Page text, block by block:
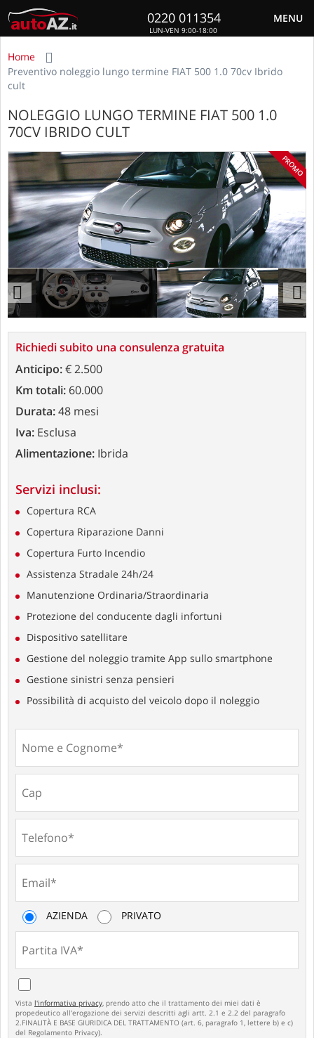
MENU
0220 011354
LUN-VEN 9:00-18:00
Home
Preventivo noleggio lungo termine FIAT 500 1.0 70cv Ibrido
cult
NOLEGGIO LUNGO TERMINE FIAT 500 1.0
70CV IBRIDO CULT
Richiedi subito una consulenza gratuita
Anticipo:€ 2.500
Km totali: 60.000
Durata:48 mesi
Iva: Esclusa
Alimentazione: Ibrida
Servizi inclusi:
Copertura RCA
Copertura Riparazione Danni
Copertura Furto Incendio
Assistenza Stradale 24h/24
Manutenzione Ordinaria/Straordinaria
Protezione del conducente dagli infortuni
Dispositivo satellitare
Gestione del noleggio tramite App sullo smartphone
Gestione sinistri senza pensieri
Possibilità di acquisto del veicolo dopo il noleggio
AZIENDA PRIVATO
Vista l'informativa privacy , prendo atto che il trattamento dei miei dati è
propedeutico all’erogazione dei servizi descritti agli artt. 2.1 e 2.2 del paragrafo
2.FINALITÀ E BASE GIURIDICA DEL TRATTAMENTO (art. 6, paragrafo 1, lettere b) e c)
del Regolamento Privacy).